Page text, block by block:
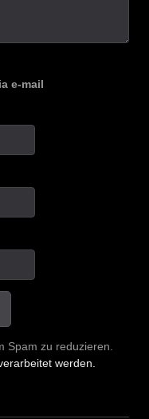
e-mail
Spam zu reduzieren.
werden.